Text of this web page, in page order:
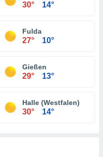
30° 14°
Fulda
27° 10°
Gießen
29° 13°
Halle (Westfalen)
30° 14°